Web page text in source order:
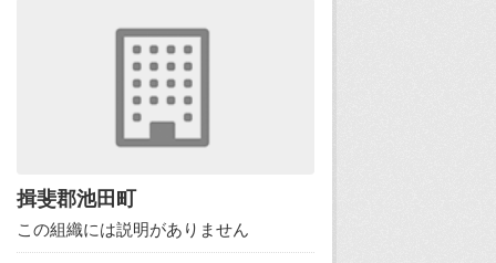
揖斐郡池田町
この組織には説明がありません